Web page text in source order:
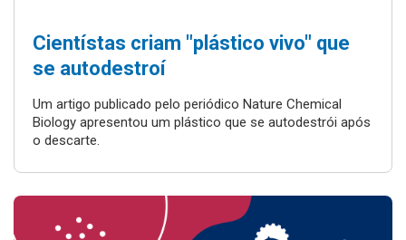
Cientístas criam "plástico vivo" que
se autodestroí
Um artigo publicado pelo periódico Nature Chemical
Biology apresentou um plástico que se autodestrói após
o descarte.